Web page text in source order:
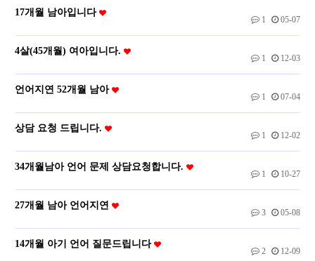
17개월 남아입니다
1 05-07
4살(45개월) 여아입니다.
1 12-03
언어지연 52개월 남아
1 07-04
상담 요청 드립니다.
1 12-02
34개월남아 언어 문제 상담요청합니다.
1 10-27
27개월 남아 언어지연
3 05-08
14개월 아기 언어 질문드립니다
2 12-09